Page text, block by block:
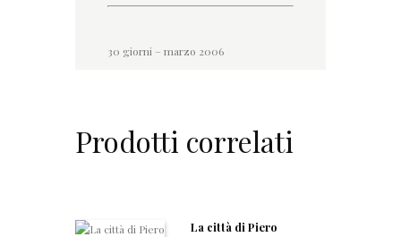
30 giorni – marzo 2006
Prodotti correlati
La città di Piero